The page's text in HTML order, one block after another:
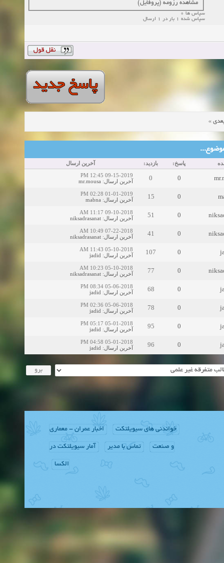
مشاهده رزومه (پروفایل)
سپاس ها 0
سپاس شده 1 بار در 1 ارسال
»
پاسخ: بازدید: آخرین ارسال
0
0
09-15-2019 12:45 PM
آخرین ارسال:
mr.mousa
0
15
01-01-2019 02:28 PM
آخرین ارسال:
mabna
0
51
09-10-2018 11:17 AM
آخرین ارسال:
niksadrasanat
0
41
07-22-2018 10:49 AM
آخرین ارسال:
niksadrasanat
0
107
05-10-2018 11:43 AM
آخرین ارسال:
jadid
0
77
05-10-2018 10:23 AM
آخرین ارسال:
niksadrasanat
0
68
05-06-2018 08:34 PM
آخرین ارسال:
jadid
0
78
05-06-2018 02:36 PM
آخرین ارسال:
jadid
0
95
05-01-2018 05:17 PM
آخرین ارسال:
jadid
0
96
05-01-2018 04:58 PM
آخرین ارسال:
jadid
خواندنی های سیویلتکت اخبار عمران - معماری
و صنعت تماس با مدیر آمار سیویلتکت در
الکسا